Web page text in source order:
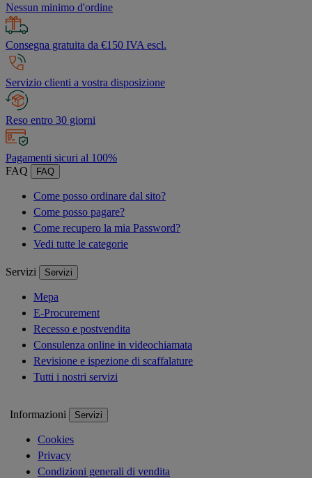
Nessun minimo d'ordine
Consegna gratuita da €150 IVA escl.
Servizio clienti a vostra disposizione
Reso entro 30 giorni
Pagamenti sicuri al 100%
FAQ
FAQ
Come posso ordinare dal sito?
Come posso pagare?
Come recupero la mia Password?
Vedi tutte le categorie
Servizi Servizi
Mepa
E-Procurement
Recesso e postvendita
Consulenza online in videochiamata
Revisione e ispezione di scaffalature
Tutti i nostri servizi
Informazioni Servizi
Cookies
Privacy
Condizioni generali di vendita